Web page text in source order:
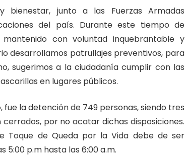
bienestar, junto a las Fuerzas Armadas
del país. Durante este tiempo de
con voluntad inquebrantable y
desarrollamos patrullajes preventivos, para
sugerimos a la ciudadanía cumplir con las
en lugares públicos.
la detención de 749 personas, siendo tres
por no acatar dichas disposiciones.
Toque de Queda por la Vida debe de ser
5:00 p.m hasta las 6:00 a.m.